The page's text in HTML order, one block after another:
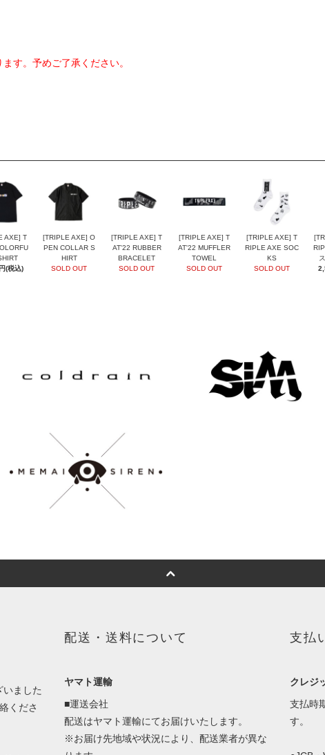
す。予めご了承ください。
AXE] T
(税込)
[TRIPLE AXE] O
PEN COLLAR S
HIRT
SOLD OUT
[TRIPLE AXE] T
AT'22 RUBBER
BRACELET
SOLD OUT
[TRIPLE AXE] T
AT'22 MUFFLER
TOWEL
SOLD OUT
[TRIPLE AXE] T
RIPLE AXE SOC
KS
SOLD OUT
ました
くださ
配送・送料について
ヤマト運輸
■運送会社
配送はヤマト運輸にてお届けいたします。
※お届け先地域や状況により、配送業者が異な
支払
クレジ
支払時
す。